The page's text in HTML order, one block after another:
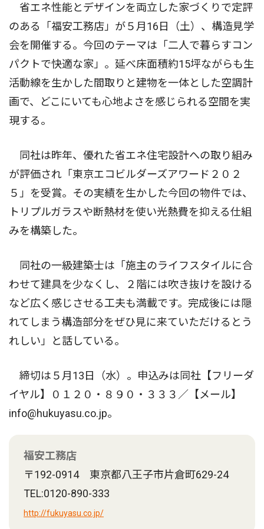
省エネ性能とデザインを両立した家づくりで定評
のある「福安工務店」が５月16日（土）、構造見学
会を開催する。今回のテーマは「二人で暮らすコン
パクトで快適な家」。延べ床面積約15坪ながらも生
活動線を生かした間取りと建物を一体とした空調計
画で、どこにいても心地よさを感じられる空間を実
現する。
同社は昨年、優れた省エネ住宅設計への取り組み
が評価され「東京エコビルダーズアワード２０２
５」を受賞。その実績を生かした今回の物件では、
トリプルガラスや断熱材を使い光熱費を抑える仕組
みを構築した。
同社の一級建築士は「施主のライフスタイルに合
わせて建具を少なくし、２階には吹き抜けを設ける
など広く感じさせる工夫も満載です。完成後には隠
れてしまう構造部分をぜひ見に来ていただけるとう
れしい」と話している。
締切は５月13日（水）。申込みは同社【フリーダ
イヤル】０１２０・８９０・３３３／【メール】
info@hukuyasu.co.jp。
福安工務店
〒192-0914 東京都八王子市片倉町629-24
TEL:0120-890-333
http://fukuyasu.co.jp/